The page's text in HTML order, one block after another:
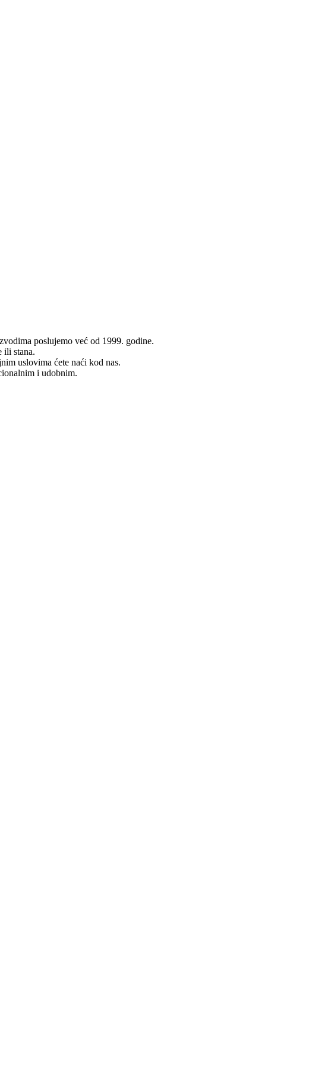
poslujemo već od 1999. godine.
ili stana.
uslovima ćete naći kod nas.
i udobnim.